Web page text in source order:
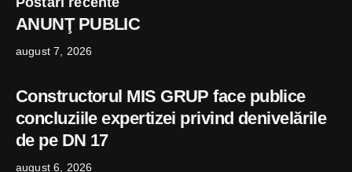
ANUNŢ PUBLIC
august 7, 2026
Constructorul MIS GRUP face publice
concluziile expertizei privind denivelările
de pe DN 17
august 6, 2026